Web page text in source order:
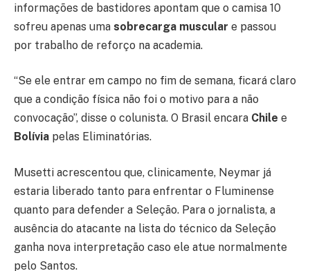
informações de bastidores apontam que o camisa 10
sofreu apenas uma sobrecarga muscular e passou
por trabalho de reforço na academia.
“Se ele entrar em campo no fim de semana, ficará claro
que a condição física não foi o motivo para a não
convocação”, disse o colunista. O Brasil encara Chile e
Bolívia pelas Eliminatórias.
Musetti acrescentou que, clinicamente, Neymar já
estaria liberado tanto para enfrentar o Fluminense
quanto para defender a Seleção. Para o jornalista, a
ausência do atacante na lista do técnico da Seleção
ganha nova interpretação caso ele atue normalmente
pelo Santos.